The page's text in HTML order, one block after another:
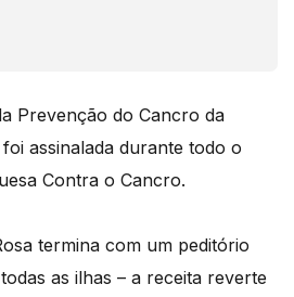
Prevenção do Cancro da
assinalada durante todo o
Contra o Cancro.
termina com um peditório
as ilhas – a receita reverte